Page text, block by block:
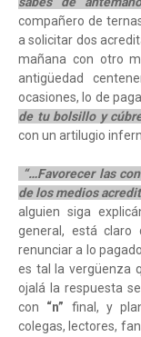
compañero de
a solicitar dos
mañana con otro
antigüedad
ocasiones, lo de
de tu bolsillo y
con un artilugio
“…Favorecer las
de los medios
alguien siga
general, está claro
renunciar a lo
es tal la vergüenza
ojalá la respuesta
con “n” final, y
colegas, lectores,